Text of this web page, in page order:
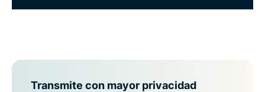
Transmite con mayor privacidad